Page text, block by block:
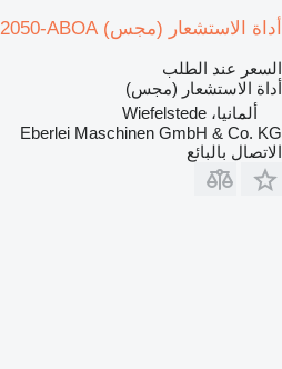
أداة الاستشعار (مجس) Ifm ID-2050-ABOA لـ المعدات الصناعية
السعر عند الطلب
أداة الاستشعار (مجس)
ألمانيا، Wiefelstede
Eberlei Maschinen GmbH & Co. KG
الاتصال بالبائع